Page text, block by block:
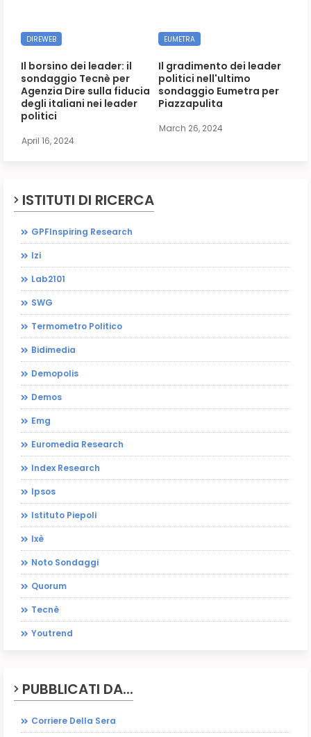
DIREWEB
Il borsino dei leader: il
sondaggio Tecnè per
Agenzia Dire sulla fiducia
degli italiani nei leader
politici
April 16, 2024
EUMETRA
Il gradimento dei leader
politici nell'ultimo
sondaggio Eumetra per
Piazzapulita
March 26, 2024
ISTITUTI DI RICERCA
GPFInspiring Research
Izi
Lab2101
SWG
Termometro Politico
Bidimedia
Demopolis
Demos
Emg
Euromedia Research
Index Research
Ipsos
Istituto Piepoli
Ixè
Noto Sondaggi
Quorum
Tecnè
Youtrend
PUBBLICATI DA...
Corriere Della Sera